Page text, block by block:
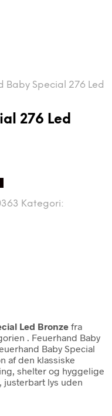
Baby Special 276 Led
276 Led
Kategori:
Led Bronze fra
. Feuerhand Baby
Baby Special
af den klassiske
shelter og hyggelige
justerbart lys uden